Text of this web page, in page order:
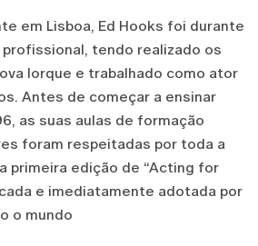
em Lisboa, Ed Hooks foi durante
tendo realizado os
Iorque e trabalhado como ator
Antes de começar a ensinar
as suas aulas de formação
foram respeitadas por toda a
primeira edição de “Acting for
e imediatamente adotada por
o mundo